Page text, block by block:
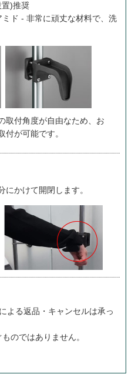
置)推奨
ミド - 非常に頑丈な材料で、洗
取付角度が自由なため、お
付が可能です。
にかけて開閉します。
よる返品・キャンセルは承っ
のではありません。